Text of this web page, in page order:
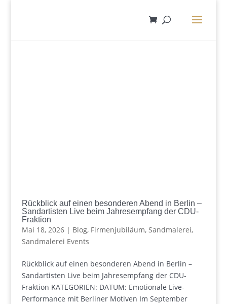
Rückblick auf einen besonderen Abend in Berlin –
Sandartisten Live beim Jahresempfang der CDU-
Fraktion
Mai 18, 2026| Blog, Firmenjubiläum, Sandmalerei,
Sandmalerei Events
Rückblick auf einen besonderen Abend in Berlin –
Sandartisten Live beim Jahresempfang der CDU-
Fraktion KATEGORIEN: DATUM: Emotionale Live-
Performance mit Berliner Motiven Im September